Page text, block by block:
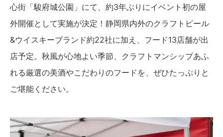
心街「駿府城公園」にて、約3年ぶりにイベント初の屋
外開催として実施が決定！静岡県内外のクラフトビール
&ウイスキーブランド約22社に加え、フード13店舗が出
店予定。秋風が心地よい季節、クラフトマンシップあふ
れる厳選の美酒やこだわりのフードを、ぜひたっぷりと
ご堪能ください。